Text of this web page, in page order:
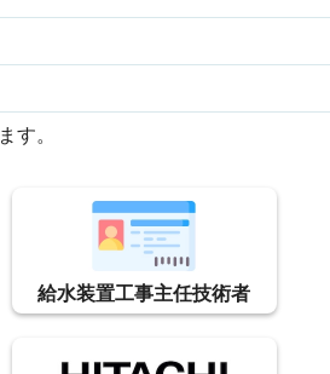
す。
給水装置工事主任技術者